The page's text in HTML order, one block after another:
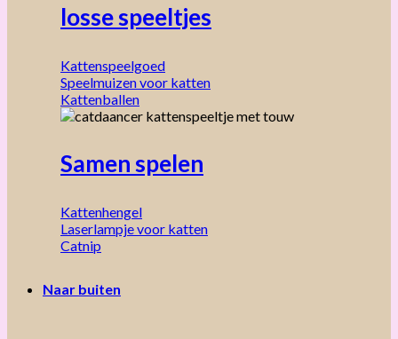
losse speeltjes
Kattenspeelgoed
Speelmuizen voor katten
Kattenballen
Samen spelen
Kattenhengel
Laserlampje voor katten
Catnip
Naar buiten